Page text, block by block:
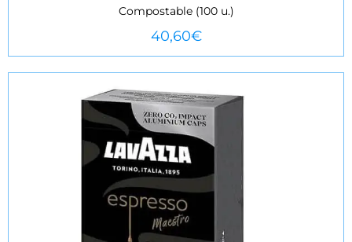
VEURE MÉS
Compostable (100 u.)
40,60€